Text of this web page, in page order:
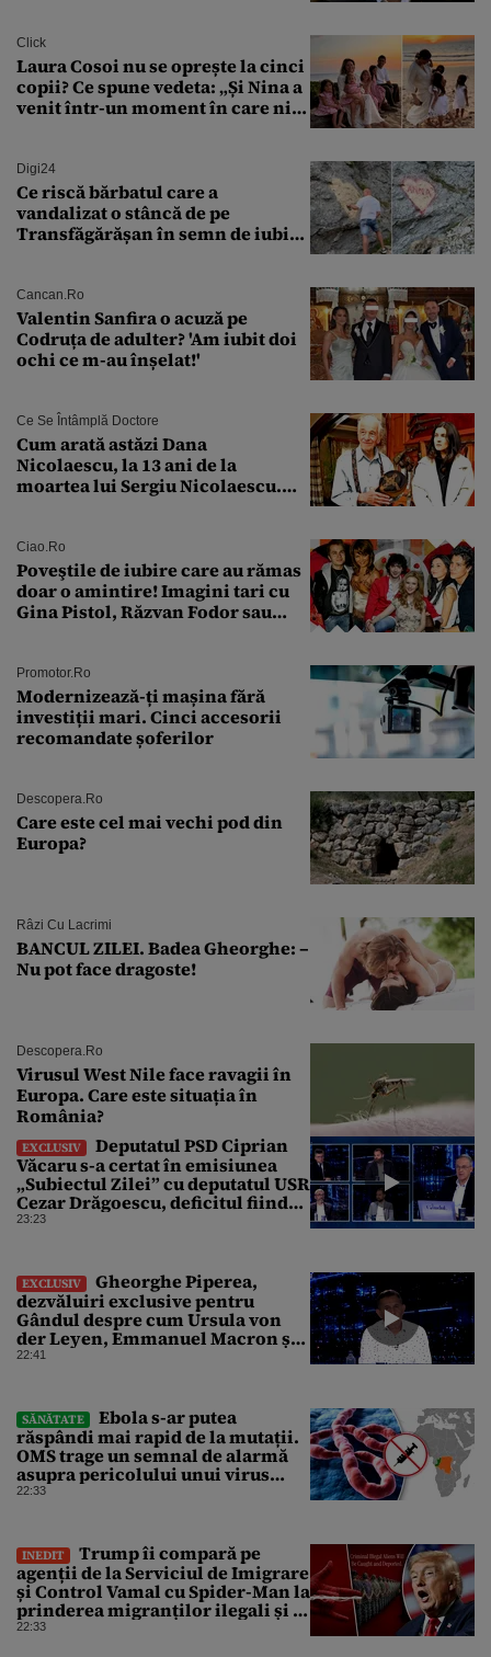
Click
Laura Cosoi nu se oprește la cinci
copii? Ce spune vedeta: „Și Nina a
venit într-un moment în care nici
Digi24
Ce riscă bărbatul care a
vandalizat o stâncă de pe
Transfăgărășan în semn de iubire
Cancan.ro
Valentin Sanfira o acuză pe
Codruța de adulter? 'Am iubit doi
ochi ce m-au înșelat!'
Ce Se Întâmplă Doctore
Cum arată astăzi Dana
Nicolaescu, la 13 ani de la
moartea lui Sergiu Nicolaescu.
Ciao.ro
Poveştile de iubire care au rămas
doar o amintire! Imagini tari cu
Gina Pistol, Răzvan Fodor sau
Promotor.ro
Modernizează-ți mașina fără
investiții mari. Cinci accesorii
recomandate șoferilor
Descopera.ro
Care este cel mai vechi pod din
Europa?
Râzi Cu Lacrimi
BANCUL ZILEI. Badea Gheorghe: –
Nu pot face dragoste!
Descopera.ro
Virusul West Nile face ravagii în
Europa. Care este situația în
România?
EXCLUSIV
Deputatul PSD Ciprian
Văcaru s-a certat în emisiunea
„Subiectul Zilei” cu deputatul USR
Cezar Drăgoescu, deficitul fiind
motivul scandalului
23:23
EXCLUSIV
Gheorghe Piperea,
dezvăluiri exclusive pentru
Gândul despre cum Ursula von
der Leyen, Emmanuel Macron și
Zelenski plănuiesc pe Signal să îl
22:41
SĂNĂTATE
Ebola s-ar putea
răspândi mai rapid de la mutații.
OMS trage un semnal de alarmă
asupra pericolului unui virus
pentru care nu există vaccin
22:33
INEDIT
Trump îi compară pe
agenții de la Serviciul de Imigrare
și Control Vamal cu Spider-Man la
prinderea migranților ilegali și a
infractorilor
22:33